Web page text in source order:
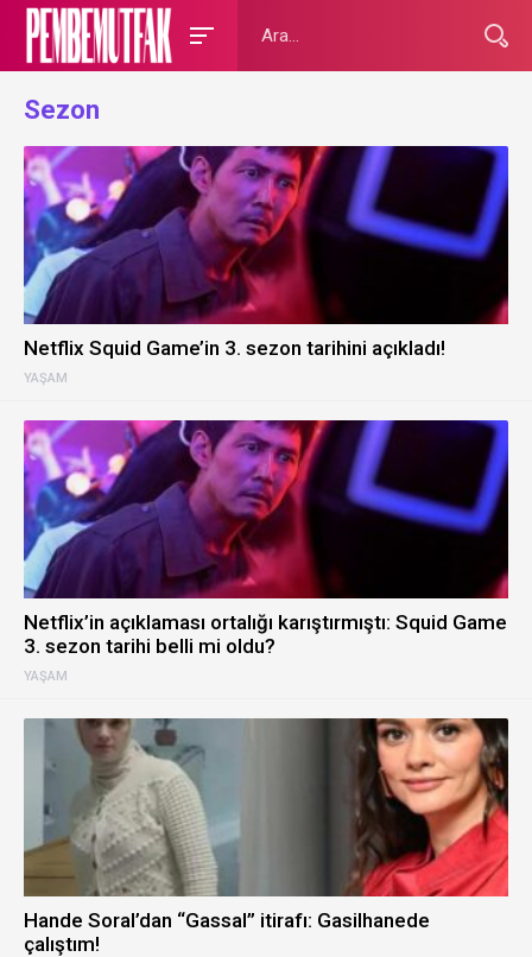
Sezon
YAŞAM
Netflix Squid Game’in 3. sezon tarihini açıkladı!
YAŞAM
Netflix’in açıklaması ortalığı karıştırmıştı: Squid Game
3. sezon tarihi belli mi oldu?
Hande Soral’dan “Gassal” itirafı: Gasilhanede
çalıştım!